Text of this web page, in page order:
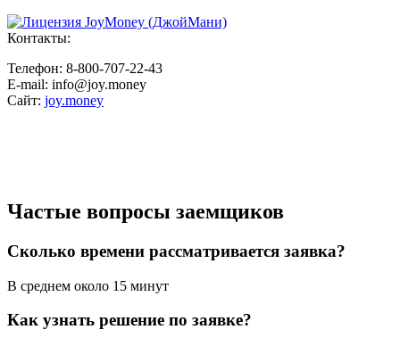
Контакты:
Телефон: 8-800-707-22-43
E-mail: info@joy.money
Cайт: joy.money
Частые вопросы заемщиков
Сколько времени рассматривается заявка?
В среднем около 15 минут
Как узнать решение по заявке?